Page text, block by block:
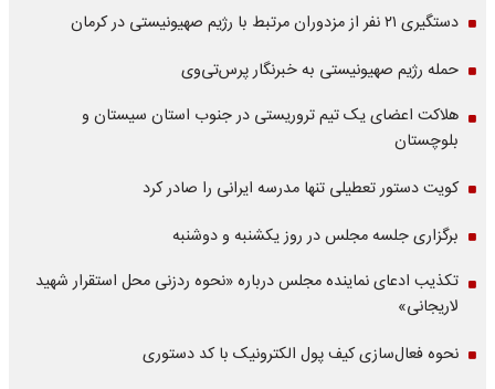
دستگیری ۲۱ نفر از مزدوران مرتبط با رژیم صهیونیستی در کرمان
حمله رژیم صهیونیستی به خبرنگار پرس‌تی‌وی
هلاکت اعضای یک تیم تروریستی در جنوب استان سیستان و
بلوچستان
کویت دستور تعطیلی تنها مدرسه ایرانی را صادر کرد
برگزاری جلسه مجلس در روز یکشنبه و دوشنبه
تکذیب ادعای نماینده مجلس درباره «نحوه ردزنی محل استقرار شهید
لاریجانی»
نحوه فعال‌سازی کیف پول الکترونیک با کد دستوری